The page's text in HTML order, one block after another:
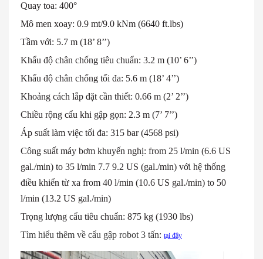
Quay toa: 400°
Mô men xoay: 0.9 mt/9.0 kNm (6640 ft.lbs)
Tầm với: 5.7 m (18’ 8’’)
Khẩu độ chân chống tiêu chuẩn: 3.2 m (10’ 6’’)
Khẩu độ chân chống tối đa: 5.6 m (18’ 4’’)
Khoảng cách lắp đặt cần thiết: 0.66 m (2’ 2’’)
Chiều rộng cẩu khi gập gọn: 2.3 m (7’ 7’’)
Áp suất làm việc tối đa: 315 bar (4568 psi)
Công suất máy bơm khuyến nghị: from 25 l/min (6.6 US
gal./min) to 35 l/min 7.7 9.2 US (gal./min) với hệ thống
điều khiển từ xa from 40 l/min (10.6 US gal./min) to 50
l/min (13.2 US gal./min)
Trọng lượng cẩu tiêu chuẩn: 875 kg (1930 lbs)
Tìm hiểu thêm về cẩu gập robot 3 tấn: tại đây